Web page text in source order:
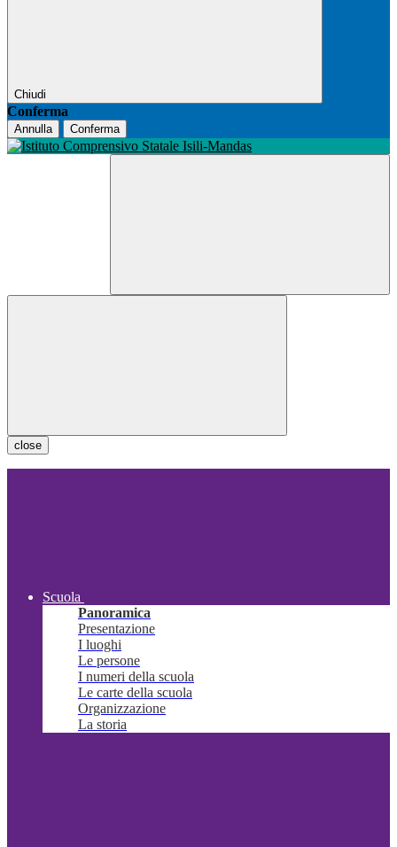
Chiudi
Conferma
Annulla Conferma
close
Scuola
Panoramica
Presentazione
I luoghi
Le persone
I numeri della scuola
Le carte della scuola
Organizzazione
La storia